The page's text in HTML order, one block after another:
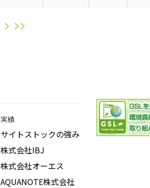
実績
サイトストックの強み
株式会社IBJ
株式会社オーエス
AQUANOTE株式会社